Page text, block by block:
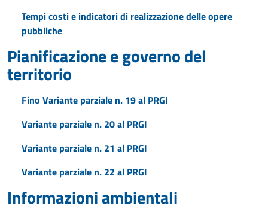
Tempi costi e indicatori di realizzazione delle opere
pubbliche
Pianificazione e governo del
territorio
Fino Variante parziale n. 19 al PRGI
Variante parziale n. 20 al PRGI
Variante parziale n. 21 al PRGI
Variante parziale n. 22 al PRGI
Informazioni ambientali